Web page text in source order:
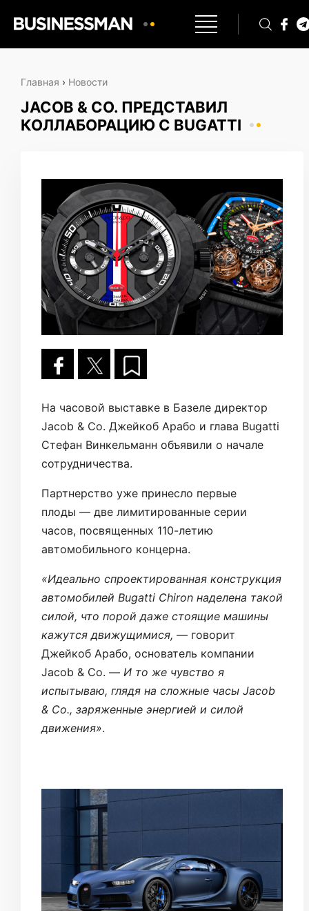
Главная › Новости
JACOB & CO. ПРЕДСТАВИЛ
КОЛЛАБОРАЦИЮ С BUGATTI
На часовой выставке в Базеле директор
Jacob & Co. Джейкоб Арабо и глава Bugatti
Стефан Винкельманн объявили о начале
сотрудничества.
Партнерство уже принесло первые
плоды — две лимитированные серии
часов, посвященных 110-летию
автомобильного концерна.
«Идеально спроектированная конструкция
автомобилей Bugatti Chiron наделена такой
силой, что порой даже стоящие машины
кажутся движущимися, — говорит
Джейкоб Арабо, основатель компании
Jacob & Co. — И то же чувство я
испытываю, глядя на сложные часы Jacob
& Co., заряженные энергией и силой
движения».